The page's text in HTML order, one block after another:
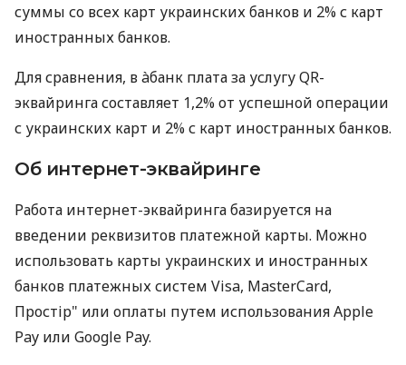
суммы со всех карт украинских банков и 2% с карт
иностранных банков.
Для сравнения, в àбанк плата за услугу QR-
эквайринга составляет 1,2% от успешной операции
с украинских карт и 2% с карт иностранных банков.
Об интернет-эквайринге
Работа интернет-эквайринга базируется на
введении реквизитов платежной карты. Можно
использовать карты украинских и иностранных
банков платежных систем Visa, MasterCard,
Простір" или оплаты путем использования Apple
Pay или Google Pay.